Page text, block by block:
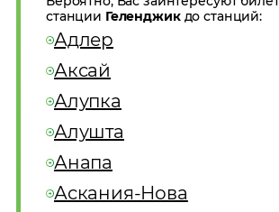
станции Геленджикдо станций:
Адлер
Аксай
Алупка
Алушта
Анапа
Аскания-Нова